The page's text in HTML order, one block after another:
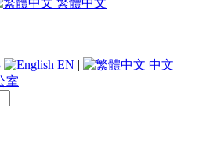
繁體中文
EN | 中文